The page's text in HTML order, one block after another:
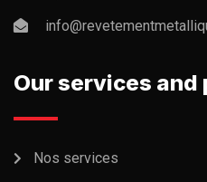
Our services and
Nos services